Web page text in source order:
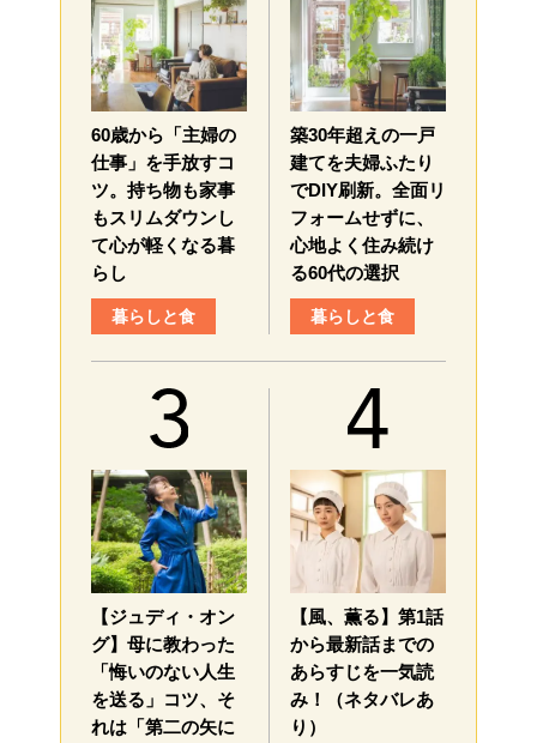
60歳から「主婦の
仕事」を手放すコ
ツ。持ち物も家事
もスリムダウンし
て心が軽くなる暮
らし
暮らしと食
築30年超えの一戸
建てを夫婦ふたり
でDIY刷新。全面リ
フォームせずに、
心地よく住み続け
る60代の選択
暮らしと食
【ジュディ・オン
グ】母に教わった
「悔いのない人生
を送る」コツ、そ
れは「第二の矢に
【風、薫る】第1話
から最新話までの
あらすじを一気読
み！（ネタバレあ
り）